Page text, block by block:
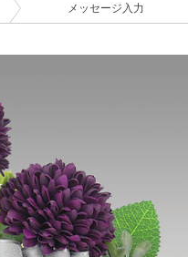
メッセージ 入力